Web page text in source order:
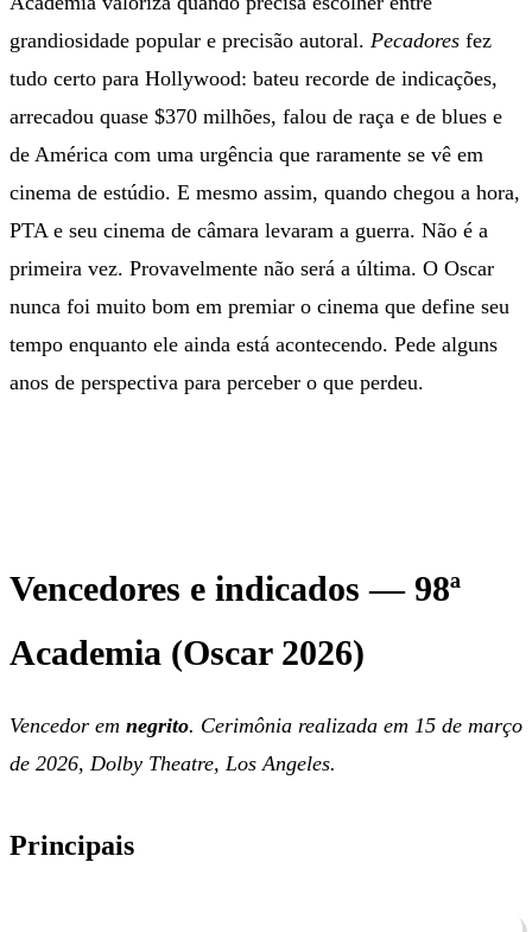
grandiosidade popular e precisão autoral. Pecadores fez
tudo certo para Hollywood: bateu recorde de indicações,
arrecadou quase $370 milhões, falou de raça e de blues e
de América com uma urgência que raramente se vê em
cinema de estúdio. E mesmo assim, quando chegou a hora,
PTA e seu cinema de câmara levaram a guerra. Não é a
primeira vez. Provavelmente não será a última. O Oscar
nunca foi muito bom em premiar o cinema que define seu
tempo enquanto ele ainda está acontecendo. Pede alguns
anos de perspectiva para perceber o que perdeu.
Vencedores e indicados — 98ª
Academia (Oscar 2026)
Vencedor em negrito. Cerimônia realizada em 15 de março
de 2026, Dolby Theatre, Los Angeles.
Principais